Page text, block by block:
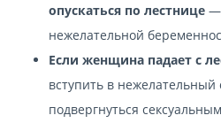
опускаться по лестнице —
нежелательной
Если женщина падает с
вступить в нежелательный
подвергнуться